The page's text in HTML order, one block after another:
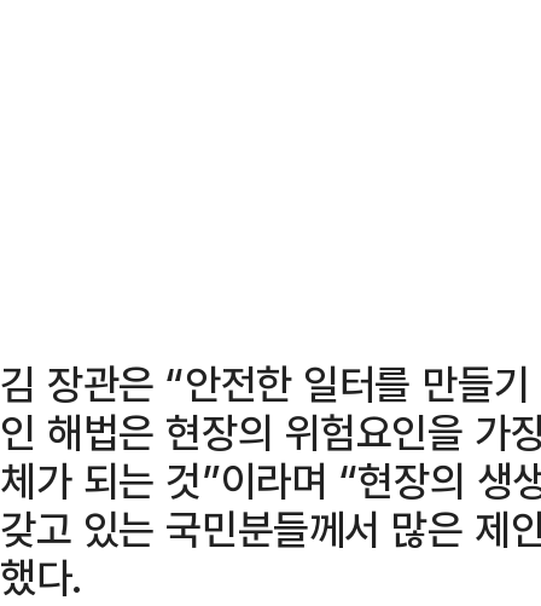
김 장관은 “안전한 일터를 만들
인 해법은 현장의 위험요인을 가
체가 되는 것”이라며 “현장의 생
갖고 있는 국민분들께서 많은 제
했다.